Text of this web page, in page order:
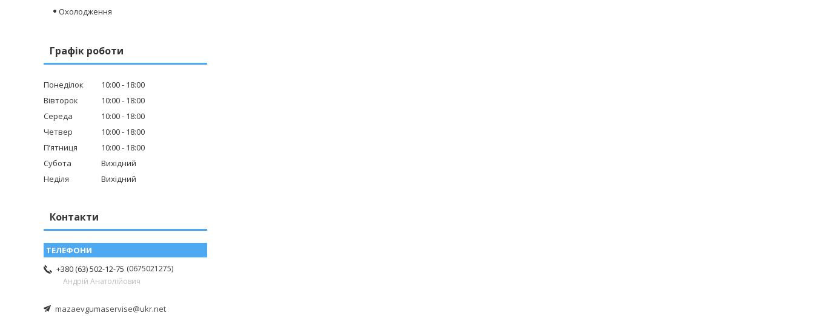
Охолодження
Графік роботи
Понеділок 10:00
18:00
Вівторок
10:00
18:00
Середа
10:00
18:00
Четвер
10:00
18:00
Пʼятниця
10:00
18:00
Субота
Вихідний
Неділя
Вихідний
Контакти
+380 (63) 502-12-75 0675021275
Андрій Анатолійович
mazaevgumaservise@ukr.net